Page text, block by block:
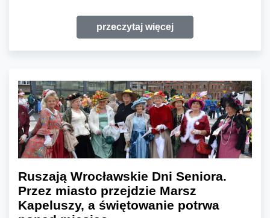
przeczytaj więcej
Ruszają Wrocławskie Dni Seniora.
Przez miasto przejdzie Marsz
Kapeluszy, a świętowanie potrwa